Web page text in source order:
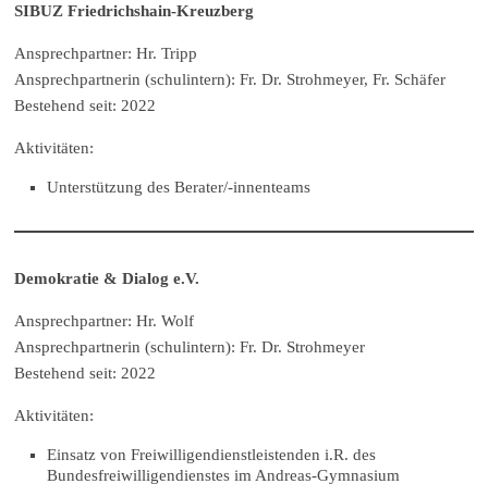
SIBUZ Friedrichshain-Kreuzberg
Ansprechpartner: Hr. Tripp
Ansprechpartnerin (schulintern): Fr. Dr. Strohmeyer, Fr. Schäfer
Bestehend seit: 2022
Aktivitäten:
Unterstützung des Berater/-innenteams
Demokratie & Dialog e.V.
Ansprechpartner: Hr. Wolf
Ansprechpartnerin (schulintern): Fr. Dr. Strohmeyer
Bestehend seit: 2022
Aktivitäten:
Einsatz von Freiwilligendienstleistenden i.R. des
Bundesfreiwilligendienstes im Andreas-Gymnasium